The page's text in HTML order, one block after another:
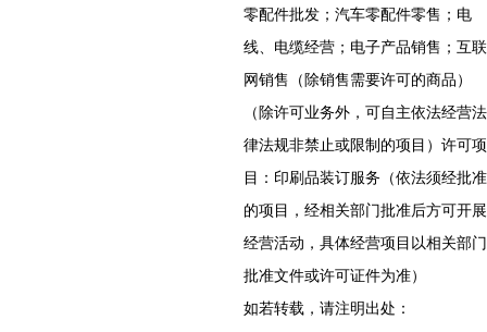
零配件批发；汽车零配件零售；电
线、电缆经营；电子产品销售；互联
网销售（除销售需要许可的商品）
（除许可业务外，可自主依法经营法
律法规非禁止或限制的项目）许可项
目：印刷品装订服务（依法须经批准
的项目，经相关部门批准后方可开展
经营活动，具体经营项目以相关部门
批准文件或许可证件为准）
如若转载，请注明出处：